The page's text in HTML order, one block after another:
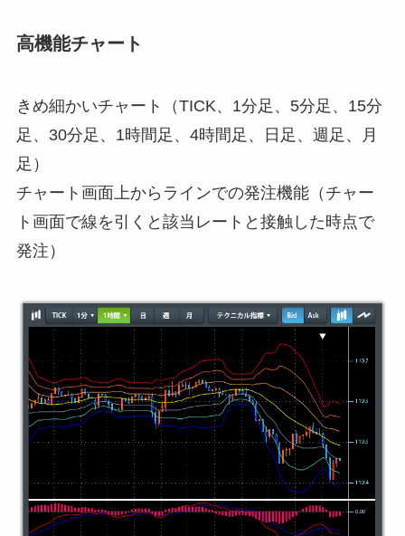
高機能チャート
きめ細かいチャート（TICK、1分足、5分足、15分
足、30分足、1時間足、4時間足、日足、週足、月
足）
チャート画面上からラインでの発注機能（チャー
ト画面で線を引くと該当レートと接触した時点で
発注）